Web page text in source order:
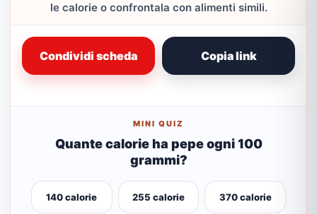
le calorie o confrontala con alimenti simili.
Condividi scheda Copia link
MINI QUIZ
Quante calorie ha pepe ogni 100
grammi?
140 calorie 255 calorie 370 calorie